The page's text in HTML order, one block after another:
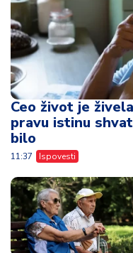
Ceo život je
pravu istinu
bilo
11:37 Ispovesti